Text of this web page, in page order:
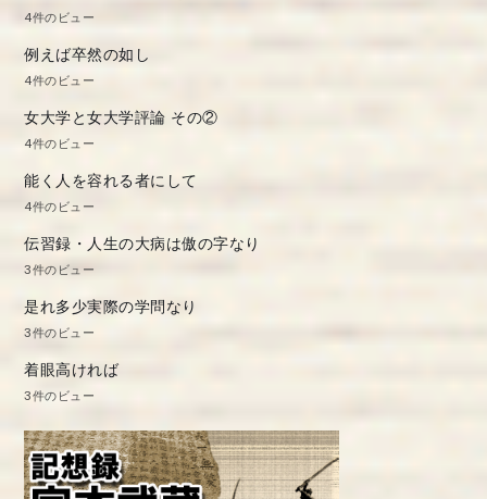
4件のビュー
例えば卒然の如し
4件のビュー
女大学と女大学評論 その②
4件のビュー
能く人を容れる者にして
4件のビュー
伝習録・人生の大病は傲の字なり
3件のビュー
是れ多少実際の学問なり
3件のビュー
着眼高ければ
3件のビュー